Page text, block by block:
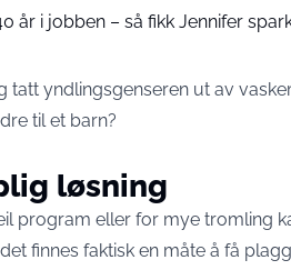
år i jobben – så fikk Jennifer
tatt yndlingsgenseren ut av
til et barn?
løsning
program eller for mye tromling
finnes faktisk en måte å få